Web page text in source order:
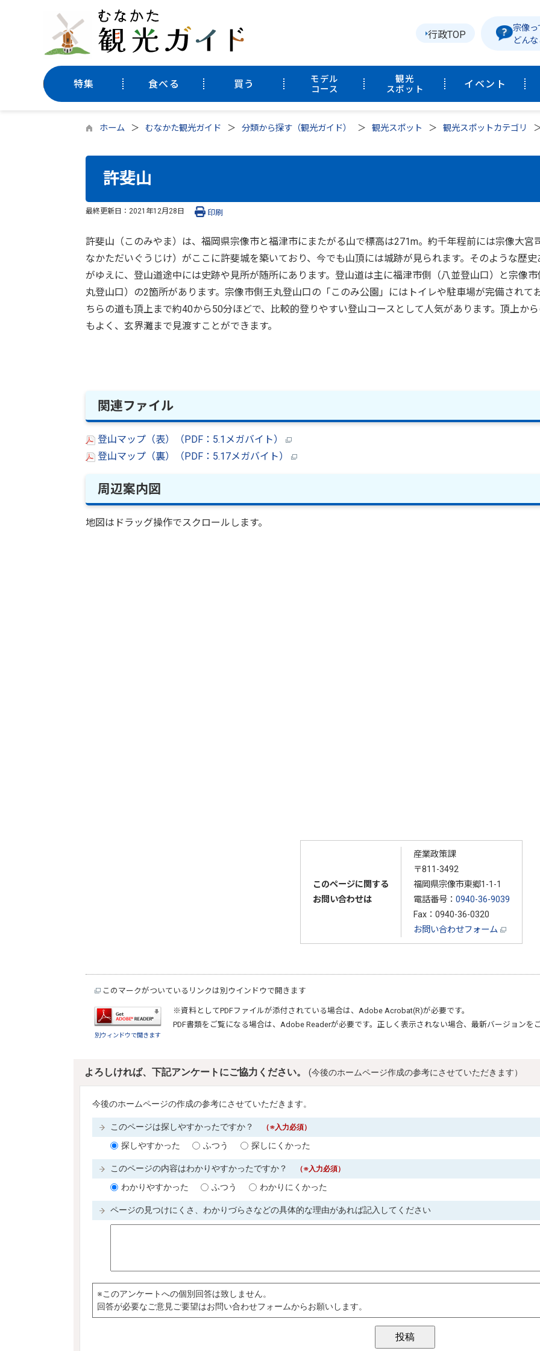
行政TOP
宗像っ
どんな
特集 食べる 買う
モデル
コース
観光
スポット
イベント
ホーム むなかた観光ガイド 分類から探す（観光ガイド） 観光スポット 観光スポットカテゴリ
許斐山
最終更新日： 2021年12月28日 印刷
許斐山（このみやま）は、福岡県宗像市と福津市にまたがる山で標高は271m。約千年程前には宗像大宮
なかただいぐうじけ）がここに許斐城を築いており、今でも山頂には城跡が見られます。そのような歴史
がゆえに、登山道途中には史跡や見所が随所にあります。登山道は主に福津市側（八並登山口）と宗像市
丸登山口）の2箇所があります。宗像市側王丸登山口の「このみ公園」にはトイレや駐車場が完備されて
ちらの道も頂上まで約40から50分ほどで、比較的登りやすい登山コースとして人気があります。頂上か
もよく、玄界灘まで見渡すことができます。
関連ファイル
登山マップ（表）（PDF：5.1メガバイト）
登山マップ（裏）（PDF：5.17メガバイト）
周辺案内図
地図はドラッグ操作でスクロールします。
このページに関する
お問い合わせは
産業政策課
〒811-3492
福岡県宗像市東郷1-1-1
電話番号： 0940-36-9039
Fax：0940-36-0320
お問い合わせフォーム
このマークがついているリンクは別ウインドウで開きます
別ウィンドウで開きます
※資料としてPDFファイルが添付されている場合は、 Adobe Acrobat(R)が必要です。
PDF書類をご覧になる場合は、 Adobe Readerが必要です。正しく表示されない場合、最新バージョンを